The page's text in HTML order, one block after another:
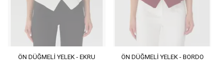
ÖN DÜĞMELİ YELEK - EKRU ÖN DÜĞMELİ YELEK - BORDO